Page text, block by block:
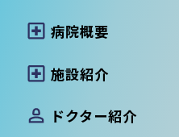
病院概要
施設紹介
ドクター紹介